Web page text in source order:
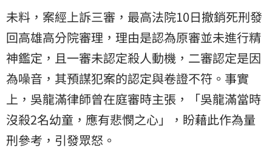
未料，案經上訴三審，最高法院10日撤銷死刑發
回高雄高分院審理，理由是認為原審並未進行精
神鑑定，且一審未認定殺人動機，二審認定是因
為噪音，其預謀犯案的認定與卷證不符。事實
上，吳龍滿律師曾在庭審時主張，「吳龍滿當時
沒殺2名幼童，應有悲憫之心」，盼藉此作為量
刑參考，引發眾怒。